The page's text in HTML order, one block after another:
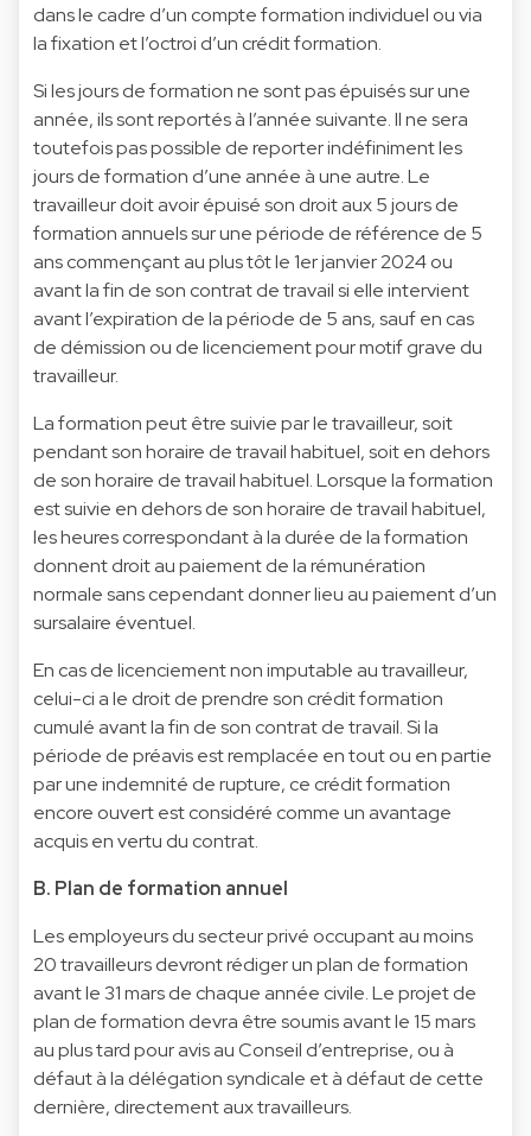
dans le cadre d’un compte formation individuel ou via
la fixation et l’octroi d’un crédit formation.
Si les jours de formation ne sont pas épuisés sur une
année, ils sont reportés à l’année suivante. Il ne sera
toutefois pas possible de reporter indéfiniment les
jours de formation d’une année à une autre. Le
travailleur doit avoir épuisé son droit aux 5 jours de
formation annuels sur une période de référence de 5
ans commençant au plus tôt le 1er janvier 2024 ou
avant la fin de son contrat de travail si elle intervient
avant l’expiration de la période de 5 ans, sauf en cas
de démission ou de licenciement pour motif grave du
travailleur.
La formation peut être suivie par le travailleur, soit
pendant son horaire de travail habituel, soit en dehors
de son horaire de travail habituel. Lorsque la formation
est suivie en dehors de son horaire de travail habituel,
les heures correspondant à la durée de la formation
donnent droit au paiement de la rémunération
normale sans cependant donner lieu au paiement d’un
sursalaire éventuel.
En cas de licenciement non imputable au travailleur,
celui-ci a le droit de prendre son crédit formation
cumulé avant la fin de son contrat de travail. Si la
période de préavis est remplacée en tout ou en partie
par une indemnité de rupture, ce crédit formation
encore ouvert est considéré comme un avantage
acquis en vertu du contrat.
B. Plan de formation annuel
Les employeurs du secteur privé occupant au moins
20 travailleurs devront rédiger un plan de formation
avant le 31 mars de chaque année civile. Le projet de
plan de formation devra être soumis avant le 15 mars
au plus tard pour avis au Conseil d’entreprise, ou à
défaut à la délégation syndicale et à défaut de cette
dernière, directement aux travailleurs.